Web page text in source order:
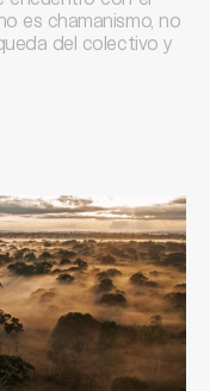
es chamanismo, no
del colectivo y